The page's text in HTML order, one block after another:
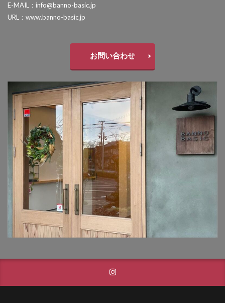
E-MAIL：info@banno-basic.jp
URL：www.banno-basic.jp
お問い合わせ